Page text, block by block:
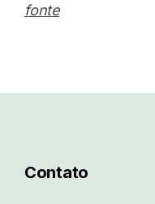
fonte
Contato